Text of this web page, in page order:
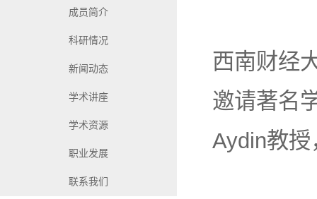
成员简介
科研情况
新闻动态
学术讲座
学术资源
职业发展
联系我们
西南财经
邀请著名
Aydin教授